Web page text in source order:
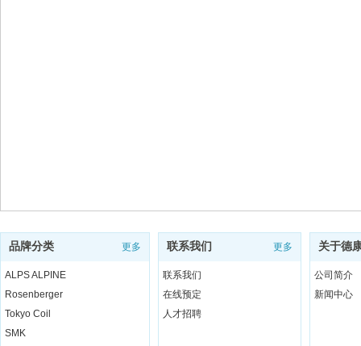
关于德
公司简介
新闻中心
品牌分类 更多
ALPS ALPINE
Rosenberger
Tokyo Coil
SMK
联系我们 更多
联系我们
在线预定
人才招聘